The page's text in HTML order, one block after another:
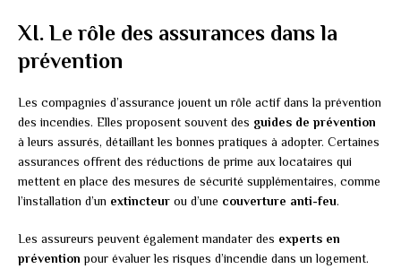
XI. Le rôle des assurances dans la
prévention
Les compagnies d’assurance jouent un rôle actif dans la prévention
des incendies. Elles proposent souvent des guides de prévention
à leurs assurés, détaillant les bonnes pratiques à adopter. Certaines
assurances offrent des réductions de prime aux locataires qui
mettent en place des mesures de sécurité supplémentaires, comme
l’installation d’un extincteur ou d’une couverture anti-feu.
Les assureurs peuvent également mandater des experts en
prévention pour évaluer les risques d’incendie dans un logement.